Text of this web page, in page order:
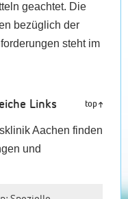
geachtet. Die
bezüglich der
steht im
Links top
Aachen finden
und